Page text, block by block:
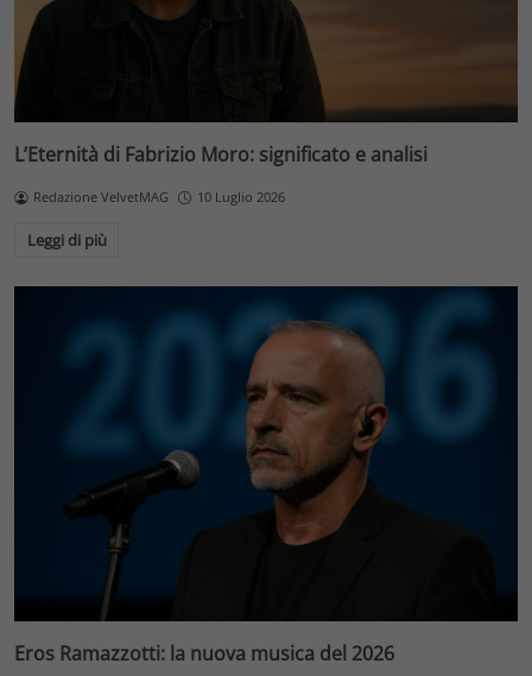
L’Eternità di Fabrizio Moro: significato e analisi
Redazione VelvetMAG 10 Luglio 2026
Leggi di più
Eros Ramazzotti: la nuova musica del 2026